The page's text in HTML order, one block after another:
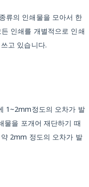
류의 인쇄물을 모아서 한
인쇄를 개별적으로 인쇄
고 있습니다.
1~2mm정도의 오차가 발
물을 포개어 재단하기 때
2mm 정도의 오차가 발